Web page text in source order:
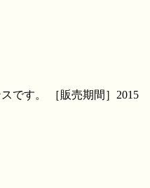
です。 ［販売期間］2015